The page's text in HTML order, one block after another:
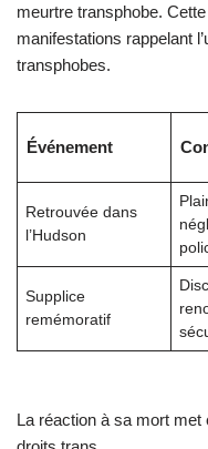
meurtre transphobe.
manifestations rappelant
transphobes.
Événement
Retrouvée dans
l’Hudson
Supplice
remémoratif
La réaction à sa mort met